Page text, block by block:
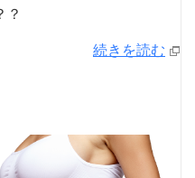
？
続きを読む